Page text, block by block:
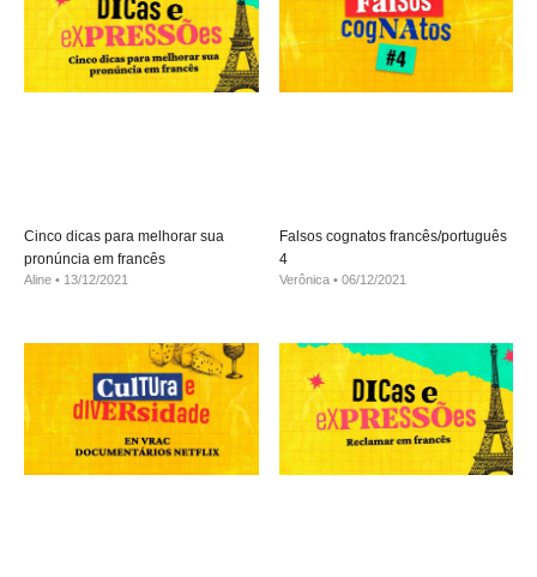
Cinco dicas para melhorar sua
pronúncia em francês
Aline 13/12/2021
Falsos cognatos francês/português
4
Verônica 06/12/2021